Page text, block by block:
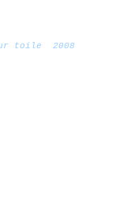
toile 2008